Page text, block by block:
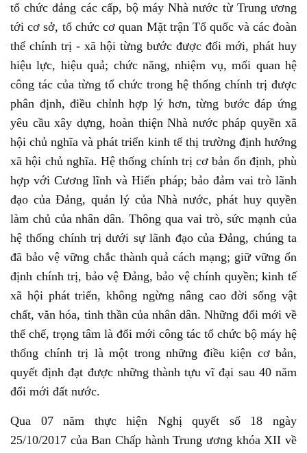
tổ chức đảng các cấp, bộ máy Nhà nước từ Trung ương
tới cơ sở, tổ chức cơ quan Mặt trận Tổ quốc và các đoàn
thể chính trị - xã hội từng bước được đổi mới, phát huy
hiệu lực, hiệu quả; chức năng, nhiệm vụ, mối quan hệ
công tác của từng tổ chức trong hệ thống chính trị được
phân định, điều chỉnh hợp lý hơn, từng bước đáp ứng
yêu cầu xây dựng, hoàn thiện Nhà nước pháp quyền xã
hội chủ nghĩa và phát triển kinh tế thị trường định hướng
xã hội chủ nghĩa. Hệ thống chính trị cơ bản ổn định, phù
hợp với Cương lĩnh và Hiến pháp; bảo đảm vai trò lãnh
đạo của Đảng, quản lý của Nhà nước, phát huy quyền
làm chủ của nhân dân. Thông qua vai trò, sức mạnh của
hệ thống chính trị dưới sự lãnh đạo của Đảng, chúng ta
đã bảo vệ vững chắc thành quả cách mạng; giữ vững ổn
định chính trị, bảo vệ Đảng, bảo vệ chính quyền; kinh tế
xã hội phát triển, không ngừng nâng cao đời sống vật
chất, văn hóa, tinh thần của nhân dân. Những đổi mới về
thể chế, trọng tâm là đổi mới công tác tổ chức bộ máy hệ
thống chính trị là một trong những điều kiện cơ bản,
quyết định đạt được những thành tựu vĩ đại sau 40 năm
đổi mới đất nước.
Qua 07 năm thực hiện Nghị quyết số 18 ngày
25/10/2017 của Ban Chấp hành Trung ương khóa XII về